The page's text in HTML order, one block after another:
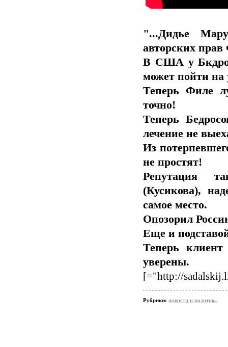
"...Дидье
авторских
В США у
может пойти на
Теперь Филе
точно!
Теперь
лечение не
Из
не простят!
Репутация
(Кусикова),
самое место.
Опозорил
Еще и
Теперь
уверены.
[="http://
Рубрики: новости и политика